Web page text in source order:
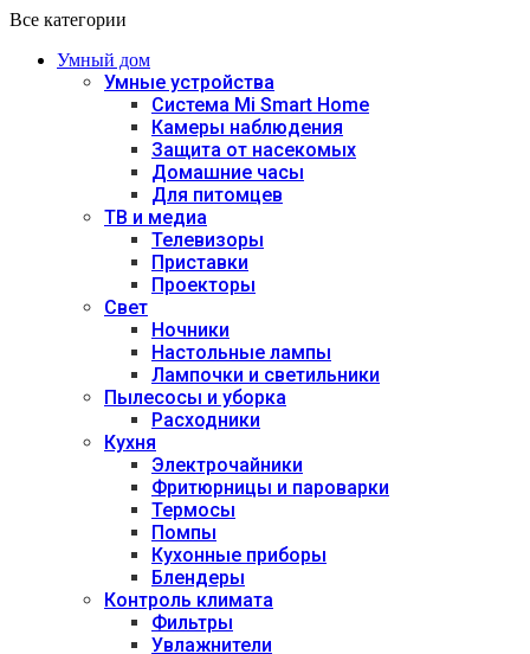
Все категории
Умный дом
Умные устройства
Система Mi Smart Home
Камеры наблюдения
Защита от насекомых
Домашние часы
Для питомцев
ТВ и медиа
Телевизоры
Приставки
Проекторы
Свет
Ночники
Настольные лампы
Лампочки и светильники
Пылесосы и уборка
Расходники
Кухня
Электрочайники
Фритюрницы и пароварки
Термосы
Помпы
Кухонные приборы
Блендеры
Контроль климата
Фильтры
Увлажнители